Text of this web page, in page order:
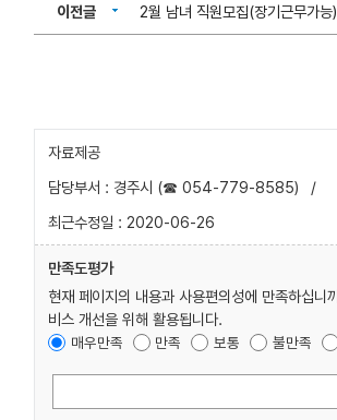
이전글 2월 남녀 직원모집(장기근무가능)
자료제공
담당부서 : 경주시 (☎ 054-779-8585)
/
최근수정일 : 2020-06-26
만족도평가
현재 페이지의 내용과 사용편의성에 만족하십니
비스 개선을 위해 활용됩니다.
매우만족 만족 보통 불만족